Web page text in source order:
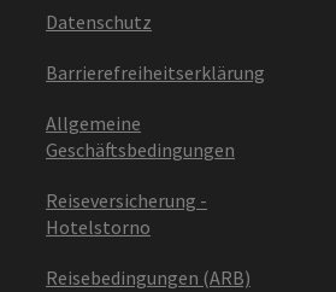
Datenschutz
Barrierefreiheitserklärung
Allgemeine
Geschäftsbedingungen
Reiseversicherung -
Hotelstorno
Reisebedingungen (ARB)